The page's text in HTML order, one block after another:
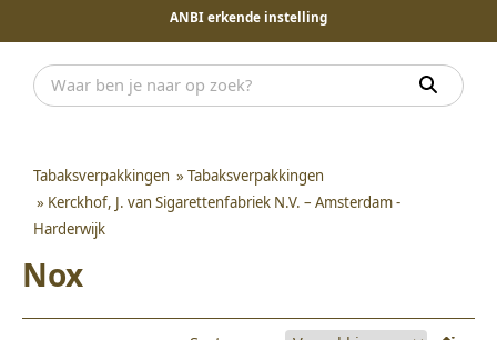
ANBI erkende instelling
Tabaksverpakkingen » Tabaksverpakkingen
» Kerckhof, J. van Sigarettenfabriek N.V. – Amsterdam -
Harderwijk
Nox